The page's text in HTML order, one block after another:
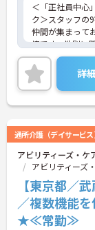
＜「正社員中心
ク＞スタッフの
仲間が集まって
境です。性別に
気があります。
＜電動自転車で
＞会社から1人1
す（一部例外あ
適になるだけで
合えます。
＜頑張りがしっ
員を大事にする
の給与水準を目
格手当や土日出
で、管理者への
て収入もやりが
詳
通所介護（デイサービス
アビリティーズ・ケ
アビリティーズ
【東京都／
／複数機能
★≪常勤≫